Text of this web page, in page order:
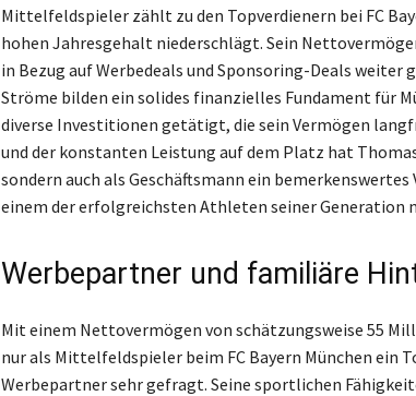
Mittelfeldspieler zählt zu den Topverdienern bei FC
hohen Jahresgehalt niederschlägt. Sein
in Bezug auf Werbedeals und Sponsoring-Deals
Ströme bilden ein solides finanzielles Fundament für
diverse Investitionen getätigt, die sein Vermögen
und der konstanten Leistung auf dem Platz hat
sondern auch als Geschäftsmann ein
einem der erfolgreichsten Athleten seiner Generation
Werbepartner und familiäre
Mit einem Nettovermögen von schätzungsweise 55
nur als Mittelfeldspieler beim FC Bayern München ein
Werbepartner sehr gefragt. Seine sportlichen